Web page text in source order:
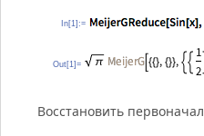
In[1]:=
Out[1]=
Восстановить